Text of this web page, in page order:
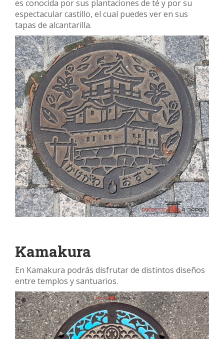
es conocida por sus plantaciones de té y por su
espectacular castillo, el cual puedes ver en sus
tapas de alcantarilla.
Kamakura
En Kamakura podrás disfrutar de distintos diseños
entre templos y santuarios.